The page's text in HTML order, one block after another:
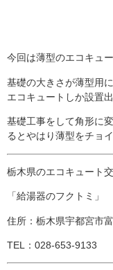
今回は薄型のエコキュ
基礎の大きさが薄型用
エコキュートしか設置出
基礎工事をして角形に
るとやはり薄型をチョ
栃木県のエコキュート
「給湯器のフクトミ」
住所：栃木県宇都宮市
TEL：028-653-9133